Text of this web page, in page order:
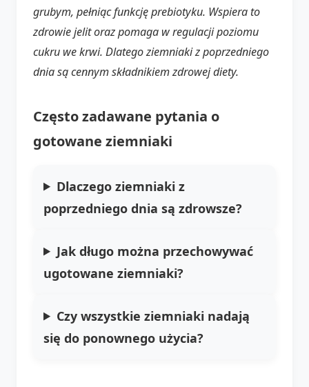
grubym, pełniąc funkcję prebiotyku. Wspiera to
zdrowie jelit oraz pomaga w regulacji poziomu
cukru we krwi. Dlatego ziemniaki z poprzedniego
dnia są cennym składnikiem zdrowej diety.
Często zadawane pytania o
gotowane ziemniaki
Dlaczego ziemniaki z
poprzedniego dnia są zdrowsze?
Jak długo można przechowywać
ugotowane ziemniaki?
Czy wszystkie ziemniaki nadają
się do ponownego użycia?